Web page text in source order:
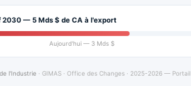
2030 — 5 Mds $ de CA à l'export
Aujourd'hui — 3 Mds $
l'Industrie · GIMAS · Office des Changes · 2025-2026 — Portail